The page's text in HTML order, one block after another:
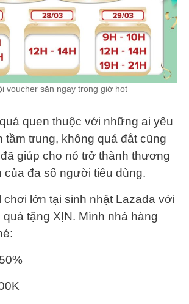
voucher săn ngay trong giờ hot
quen thuộc với những ai yêu
tầm trung, không quá đắt cũng
giúp cho nó trở thành thương
của đa số người tiêu dùng.
chơi lớn tại sinh nhật Lazada với
tặng XỊN. Mình nhá hàng